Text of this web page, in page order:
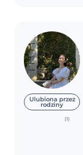
Ulubiona przez
rodziny
(1)